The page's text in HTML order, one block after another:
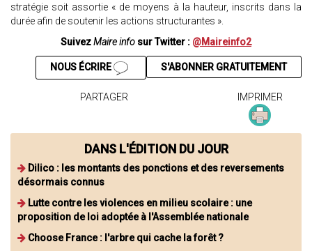
stratégie soit assortie « de moyens à la hauteur, inscrits dans la
durée afin de soutenir les actions structurantes ».
SuivezMaire info sur Twitter : @Maireinfo2
S'ABONNER GRATUITEMENT
NOUS ÉCRIRE
PARTAGER IMPRIMER
DANS L'ÉDITION DU JOUR
Dilico : les montants des ponctions et des reversements
désormais connus
Lutte contre les violences en milieu scolaire : une
proposition de loi adoptée à l'Assemblée nationale
Choose France : l'arbre qui cache la forêt ?